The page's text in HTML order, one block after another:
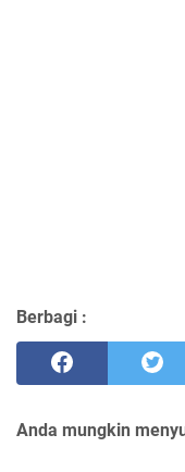
Berbagi :
Anda mungkin